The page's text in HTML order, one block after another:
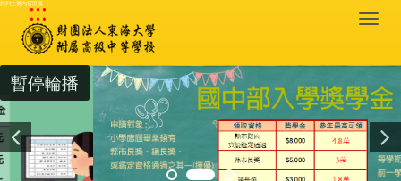
跳到主要內容區塊
:::
暫停輪播